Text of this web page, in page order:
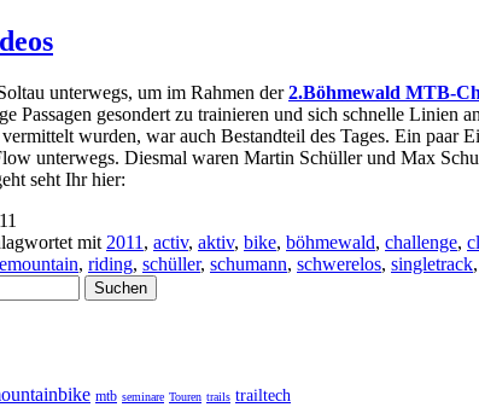
unterwegs, um im Rahmen der2.Böhmewald MTB-
Passagen gesondert zu trainieren und sich schnelle
wurden, war auch Bestandteil des Tages. Ein paar
unterwegs. Diesmal waren Martin Schüller und Max
seht Ihr hier:
mit 2011 , activ, aktiv, bike, böhmewald, challenge,
, riding, schüller, schumann, schwerelos, singletrack,
mtb seminare Touren trails trailtech